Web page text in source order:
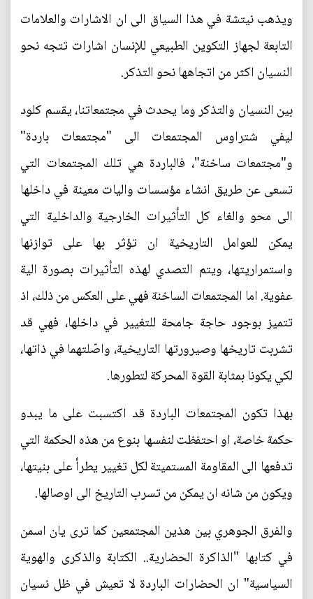
ويذهب نيتشة في هذا السياق الى ان الاشارات والعلامات
التابعة لجهاز التكوين الطبيعي للإنسان اشارات تتجه نحو
النسيان اكثر من اتجاهها نحو التذكر.
بين النسيان والتذكر وما يحدث في مجتمعاتنا، يقسم كلود
ليفي شتراوس المجتمعات الى "مجتمعات باردة"
و"مجتمعات ساخنة"، فالباردة هي تلك المجتمعات التي
تسعى عن طريق انشاء مؤسسات واليات معينة في داخلها
الى محو والغاء كل التأثيرات الخارجية والداخلية التي
يمكن للعوامل التاريخية ان تؤثر بها على توازنها
واستمراريتها، ويتم التصدي لهذه التأثيرات بصورة الية
عفوية. اما المجتمعات الساخنة فهي على العكس من ذلك، اذ
تتميز بوجود حاجة جامحة للتغيير في داخلها، فهي قد
تشربت تاريخها وصيرورتها التاريخية، واصّلتهما في ذاتها،
لكي يكونا بمثابة القوة المحركة لتطورها.
بهذا تكون المجتمعات الباردة قد اكتسبت على ما يبدو
حكمة خاصة، او احتفظت لنفسها بنوع من هذه الحكمة التي
تدفعها الى المقاومة المستميتة لكل تغيير يطرأ على بنيتها،
ويكون من شانه ان يمكن من تسرب التاريخ الى اوصالها.
والفرق الجوهري بين هذين المجتمعين كما ترى يان اسمن
في كتابها "الذاكرة الحضارية.. الكتابة والذكرى والهوية
السياسية" ان الحضارات الباردة لا تعيش في ظل نسيان